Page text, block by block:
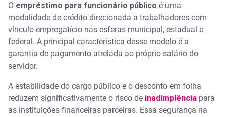
Cuidados antes de contratar o empréstimo para
funcionário público
Simular crédito no Serasa Crédito
Perguntas frequentes sobre empréstimo para
funcionário público
O servidor público negativado pode contratar
empréstimo consignado?
O empréstimo para funcionário público é uma
modalidade de crédito direcionada a trabalhadores com
vínculo empregatício nas esferas municipal, estadual e
federal. A principal característica desse modelo é a
garantia de pagamento atrelada ao próprio salário do
servidor.
A estabilidade do cargo público e o desconto em folha
reduzem significativamente o risco de inadimplência para
as instituições financeiras parceiras. Essa segurança na